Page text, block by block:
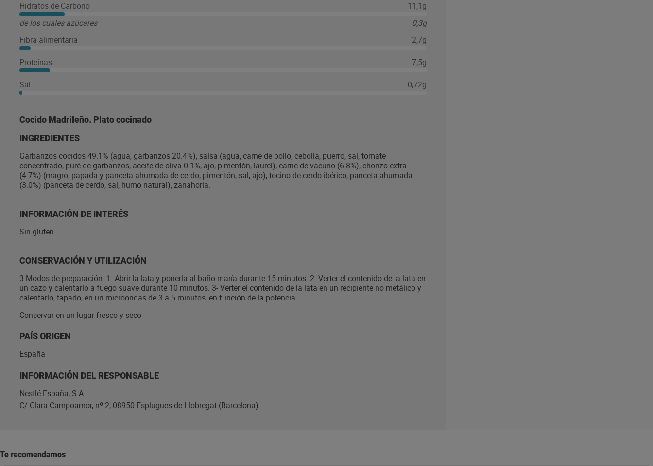
Hidratos de Carbono
11,1g
de los cuales azúcares
0,3g
Fibra alimentaria
2,7g
Proteínas 7,5g
Sal 0,72g
Cocido Madrileño. Plato cocinado
INGREDIENTES
Garbanzos cocidos 49.1% (agua, garbanzos 20.4%), salsa (agua, carne de pollo, cebolla, puerro, sal, tomate
concentrado, puré de garbanzos, aceite de oliva 0.1%, ajo, pimentón, laurel), carne de vacuno (6.8%), chorizo extra
(4.7%) (magro, papada y panceta ahumada de cerdo, pimentón, sal, ajo), tocino de cerdo ibérico, panceta ahumada
(3.0%) (panceta de cerdo, sal, humo natural), zanahoria.
INFORMACIÓN DE INTERÉS
Sin gluten.
CONSERVACIÓN Y UTILIZACIÓN
3 Modos de preparación: 1- Abrir la lata y ponerla al baño maría durante 15 minutos. 2- Verter el contenido de la lata en
un cazo y calentarlo a fuego suave durante 10 minutos. 3- Verter el contenido de la lata en un recipiente no metálico y
calentarlo, tapado, en un microondas de 3 a 5 minutos, en función de la potencia.
Conservar en un lugar fresco y seco
PAÍS ORIGEN
España
INFORMACIÓN DEL RESPONSABLE
Nestlé España, S.A.
C/ Clara Campoamor, nº 2, 08950 Esplugues de Llobregat (Barcelona)
Te recomendamos